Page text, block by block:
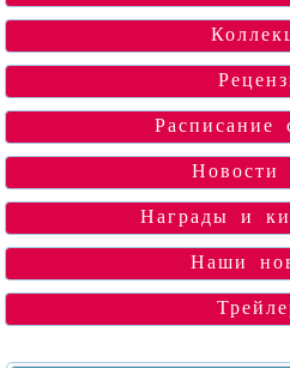
Расписание
Новости
Награды и
Наши